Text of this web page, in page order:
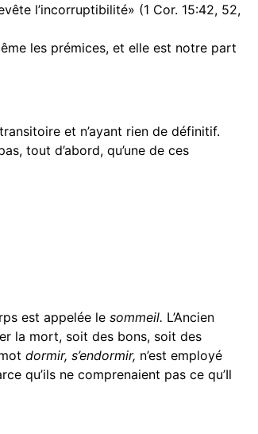
l’incorruptibilité» (1 Cor. 15:42, 52,
les prémices, et elle est notre part
et n’ayant rien de définitif.
tout d’abord, qu’une de ces
est appelée le sommeil. L’Ancien
la mort, soit des bons, soit des
dormir, s’endormir, n’est employé
qu’ils ne comprenaient pas ce qu’Il